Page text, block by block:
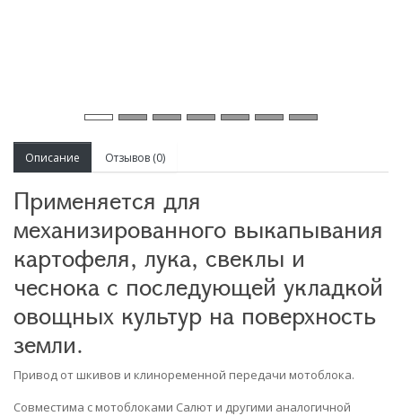
Описание Отзывов (0)
Применяется для
механизированного выкапывания
картофеля, лука, свеклы и
чеснока с последующей укладкой
овощных культур на поверхность
земли.
Привод от шкивов и клиноременной передачи мотоблока.
Совместима с мотоблоками Салют и другими аналогичной